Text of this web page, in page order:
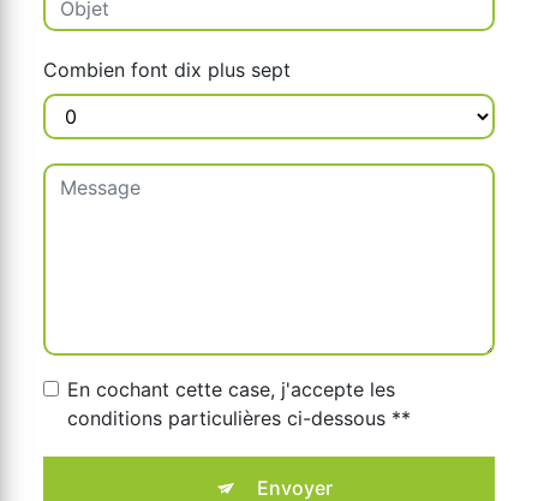
Combien font dix plus sept
En cochant cette case, j'accepte les
conditions particulières ci-dessous **
Envoyer